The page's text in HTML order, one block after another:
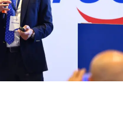
FEED süreci ile ilgili
çeyreğinde tamamlayarak
planlanıyor. FEED süreci,
nihai yatırım kararı
aşamalarından biri
projenin teknik
teknoloji seçimi,